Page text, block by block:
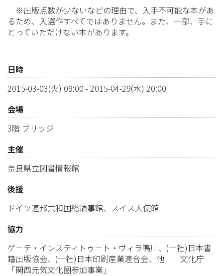
※出版点数が少ないなどの理由で、入手不可能な本があ
るため、入選作すべてではありません。また、一部、手に
とっていただけない本があります。
日時
2015-03-03(火) 09:00 -2015-04-29(水) 20:00
会場
3階 ブリッジ
主催
奈良県立図書情報館
後援
ドイツ連邦共和国総領事館、スイス大使館
協力
ゲーテ・インスティトゥート・ヴィラ鴨川、(一社)日本書
籍出版協会、(一社)日本印刷産業連合会、他 文化庁
「関西元気文化圏参加事業」